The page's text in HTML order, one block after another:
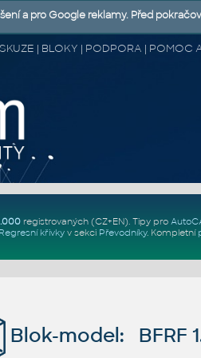
| BLOKY | PODPORA | POMOC
registrovaných (CZ+EN). Tipy pro
Regresní křivkyv sekci Převodníky. Kompletní
Blok-model: BFRF
a pro Google reklamy. Před